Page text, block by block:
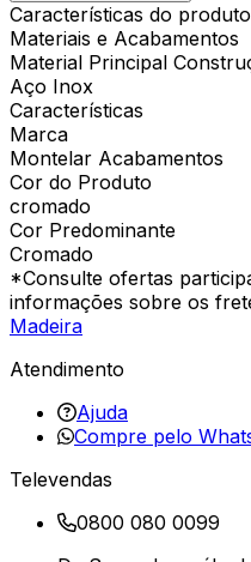
Características do produto
Materiais e Acabamentos
Material Principal
Aço Inox
Características
Marca
Montelar Acabamentos
Cor do Produto
cromado
Cor Predominante
Cromado
*Consulte ofertas
informações sobre os
Madeira
Atendimento
Ajuda
Compre pelo
Televendas
0800 080 0099